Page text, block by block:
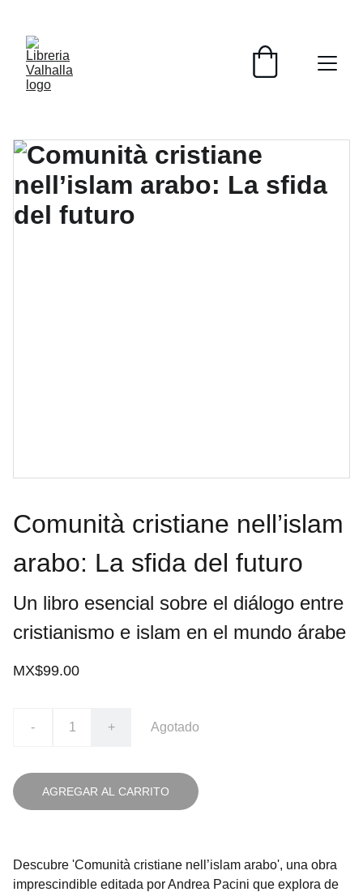
Comunità cristiane nell’islam
arabo: La sfida del futuro
Un libro esencial sobre el diálogo entre
cristianismo e islam en el mundo árabe
MX$99.00
- + Agotado
AGREGAR AL CARRITO
Descubre 'Comunità cristiane nell’islam arabo', una obra
imprescindible editada por Andrea Pacini que explora de